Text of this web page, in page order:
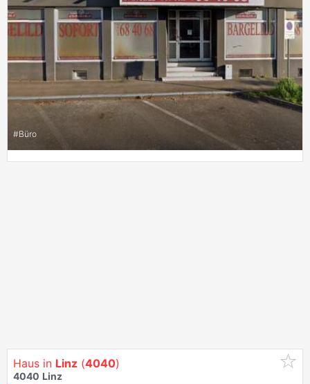
#Büro
Haus in Linz (4040)
4040 Linz